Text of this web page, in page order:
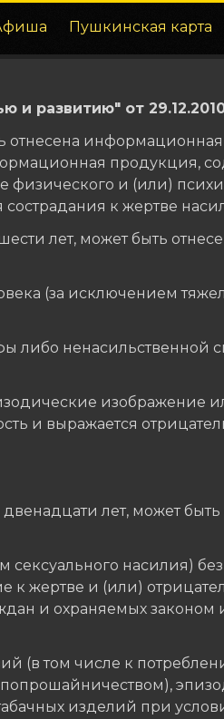
Пушкинская карта
развитию" от
отнесена
продукция,
и (или)
к жертве
лет, может быть
(за исключением
либо ненасильственной
изображение
и выражается
лет, может
насилия) без
к жертве и (или)
и охраняемых законом
(в том числе к
изделий при